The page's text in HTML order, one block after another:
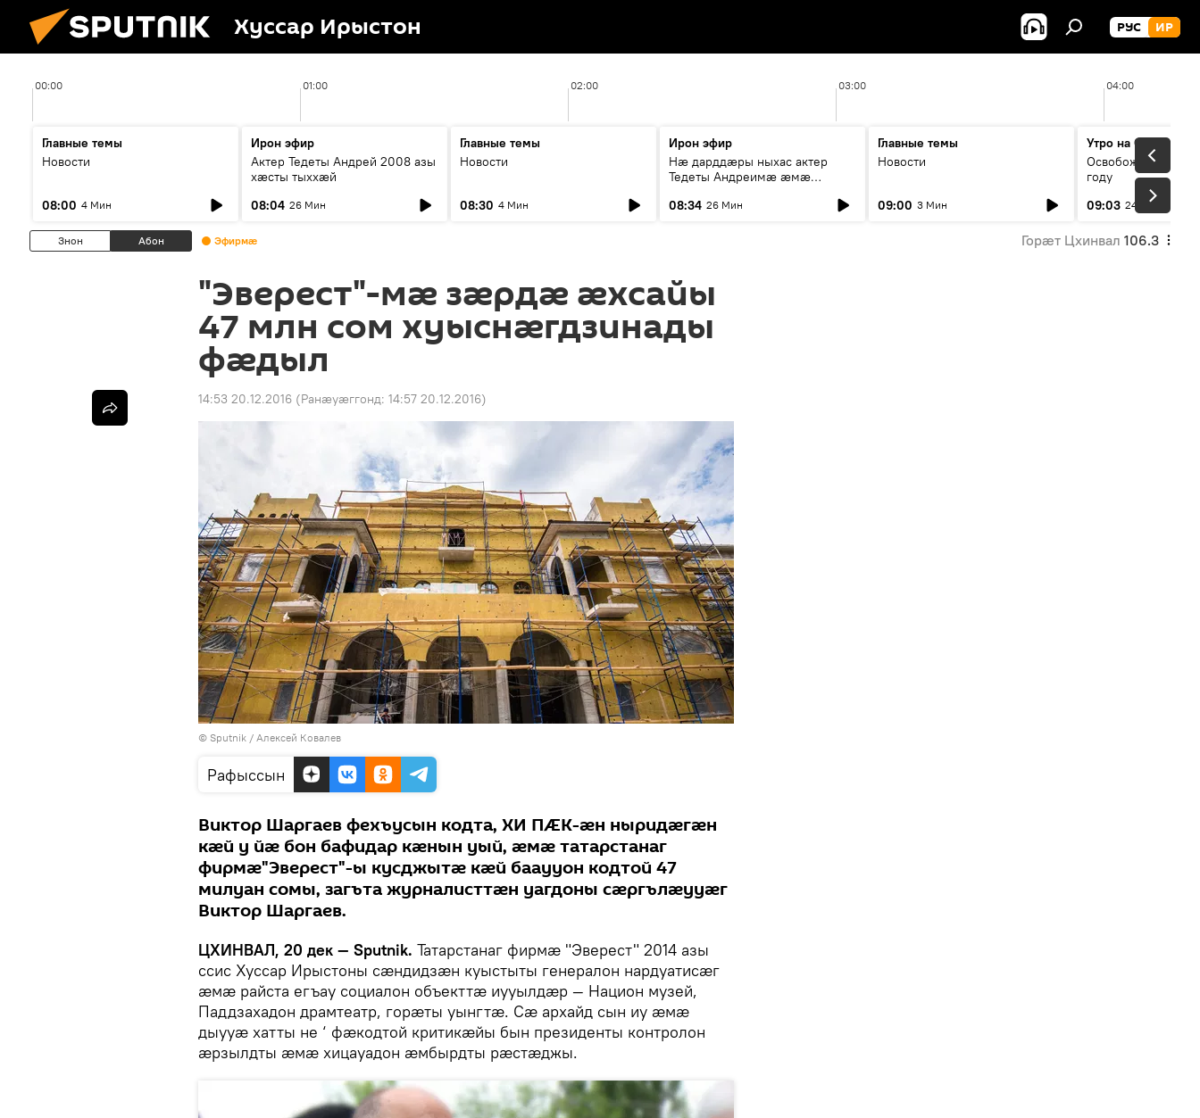
Хуссар Ирыстон РУС ИР
00:00 01:00 02:00 03:00 04:00
Главные темы
Новости
08:00 4 Мин
Ирон эфир
Актер Тедеты Андрей 2008 азы
хæсты тыххæй
08:04 26 Мин
Главные темы
Новости
08:30 4 Мин
Ирон эфир
Нæ дарддæры ныхас актер
Тедеты Андреимæ æмæ
хæст цыди"
08:34 26 Мин
Главные темы
Новости
09:00 3 Мин
Утро на Спутнике
Освобождение
году
09:03 24 Мин
Знон Абон Эфирмæ Горӕт Цхинвал 106.3
"Эверест"-мӕ зӕрдӕ ӕхсайы
47 млн сом хуыснӕгдзинады
фӕдыл
14:53 20.12.2016 (Ранӕуӕггонд: 14:57 20.12.2016)
© Sputnik / Алексей Ковалев
Рафыссын
Виктор Шаргаев фехъусын кодта, ХИ ПӔК-ӕн ныридӕгӕн
кӕй у йӕ бон бафидар кӕнын уый, ӕмӕ татарстанаг
фирмӕ"Эверест"-ы кусджытӕ кӕй бааууон кодтой 47
милуан сомы, загъта журналисттӕн уагдоны сӕргълӕууӕг
Виктор Шаргаев.
ЦХИНВАЛ, 20 дек — Sputnik. Татарстанаг фирмӕ "Эверест" 2014 азы
ссис Хуссар Ирыстоны сӕндидзӕн куыстыты генералон нардуатисӕг
ӕмӕ райста егъау социалон объекттӕ иууылдӕр — Национ музей,
Паддзахадон драмтеатр, горӕты уынгтӕ. Сӕ архайд сын иу ӕмӕ
дыууӕ хатты не ‘ фӕкодтой критикӕйы бын президенты контролон
ӕрзылдты ӕмӕ хицауадон ӕмбырдты рӕстӕджы.